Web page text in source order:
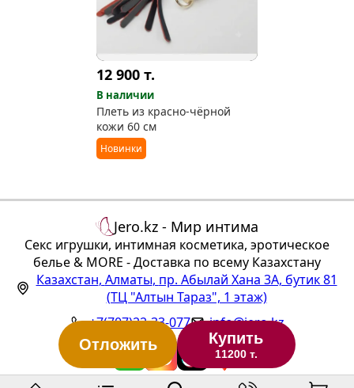
Отложить Купить
11200 т.
12 900 т.
В наличии
Плеть из красно-чёрной
кожи 60 см
Новинки
Jero.kz - Мир интима
Секс игрушки, интимная косметика, эротическое
белье & MORE - Доставка по всему Казахстану
Казахстан, Алматы, пр. Абылай Хана 3А, бутик 81
(ТЦ "Алтын Тараз", 1 этаж)
+7(707)22-33-077
info@jero.kz